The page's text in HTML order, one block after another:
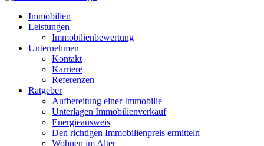
Immobilien
Leistungen
Immobilienbewertung
Unternehmen
Kontakt
Karriere
Referenzen
Ratgeber
Aufbereitung einer Immobilie
Unterlagen Immobilienverkauf
Energieausweis
Den richtigen Immobilienpreis ermitteln
Wohnen im Alter